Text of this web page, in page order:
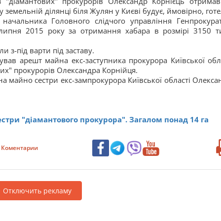
ділянці біля Жулян у Києві будує, ймовірно,
Головного слідчого управління
2015 року за отримання хабара в розмірі 3150
з-під варти під заставу.
арешт майна екс-заступника прокурора Київської
прокурорів Олександра Корнійця.
майно сестри екс-зампрокурора Київської області
"діамантового прокурора". Загалом понад 14 га
Коментарии
Отключить рекламу